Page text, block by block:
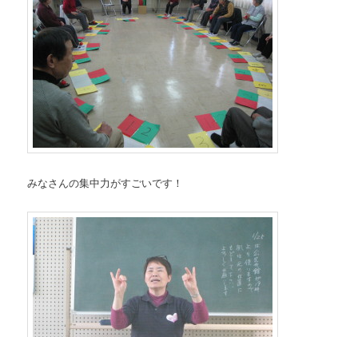
みなさんの集中力がすごいです！